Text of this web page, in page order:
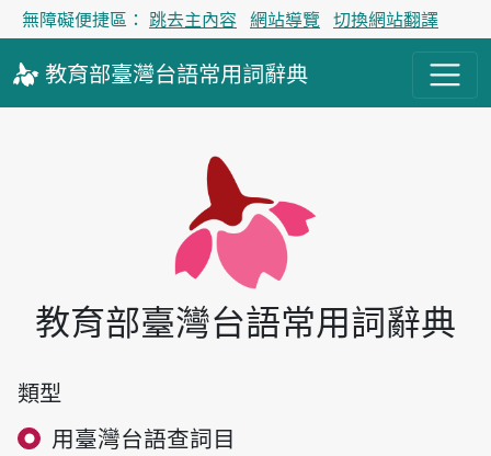
無障礙便捷區： 跳去主內容 網站導覽 切換網站翻譯
教育部臺灣台語常用詞辭典
教育部臺灣台語常用詞辭典
搜尋辭典
類型
用臺灣台語查詞目